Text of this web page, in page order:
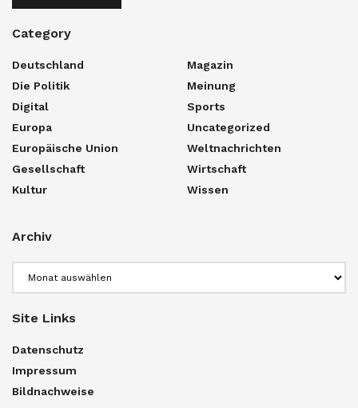
Category
Deutschland
Die Politik
Digital
Europa
Europäische Union
Gesellschaft
Kultur
Magazin
Meinung
Sports
Uncategorized
Weltnachrichten
Wirtschaft
Wissen
Archiv
Site Links
Datenschutz
Impressum
Bildnachweise